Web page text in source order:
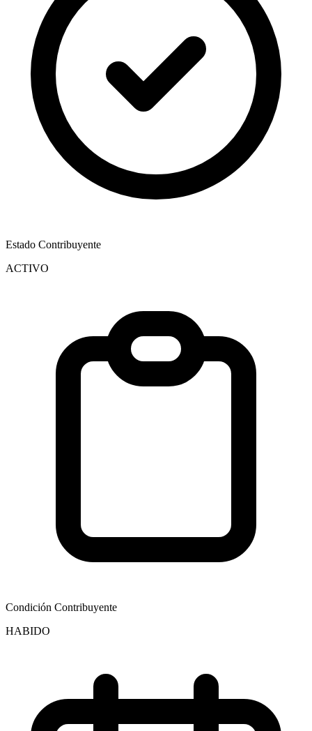
Estado Contribuyente
ACTIVO
Condición Contribuyente
HABIDO